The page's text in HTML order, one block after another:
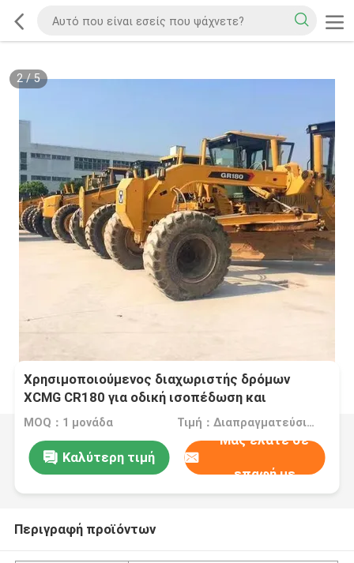
2/5
Χρησιμοποιούμενος διαχωριστής δρόμων
XCMG CR180 για οδική ισοπέδωση και
κατασκευή
MOQ：1 μονάδα Τιμή：Διαπραγματεύσιμος
Καλύτερη τιμή
Μας ελάτε σε
επαφή με
Περιγραφή προϊόντων